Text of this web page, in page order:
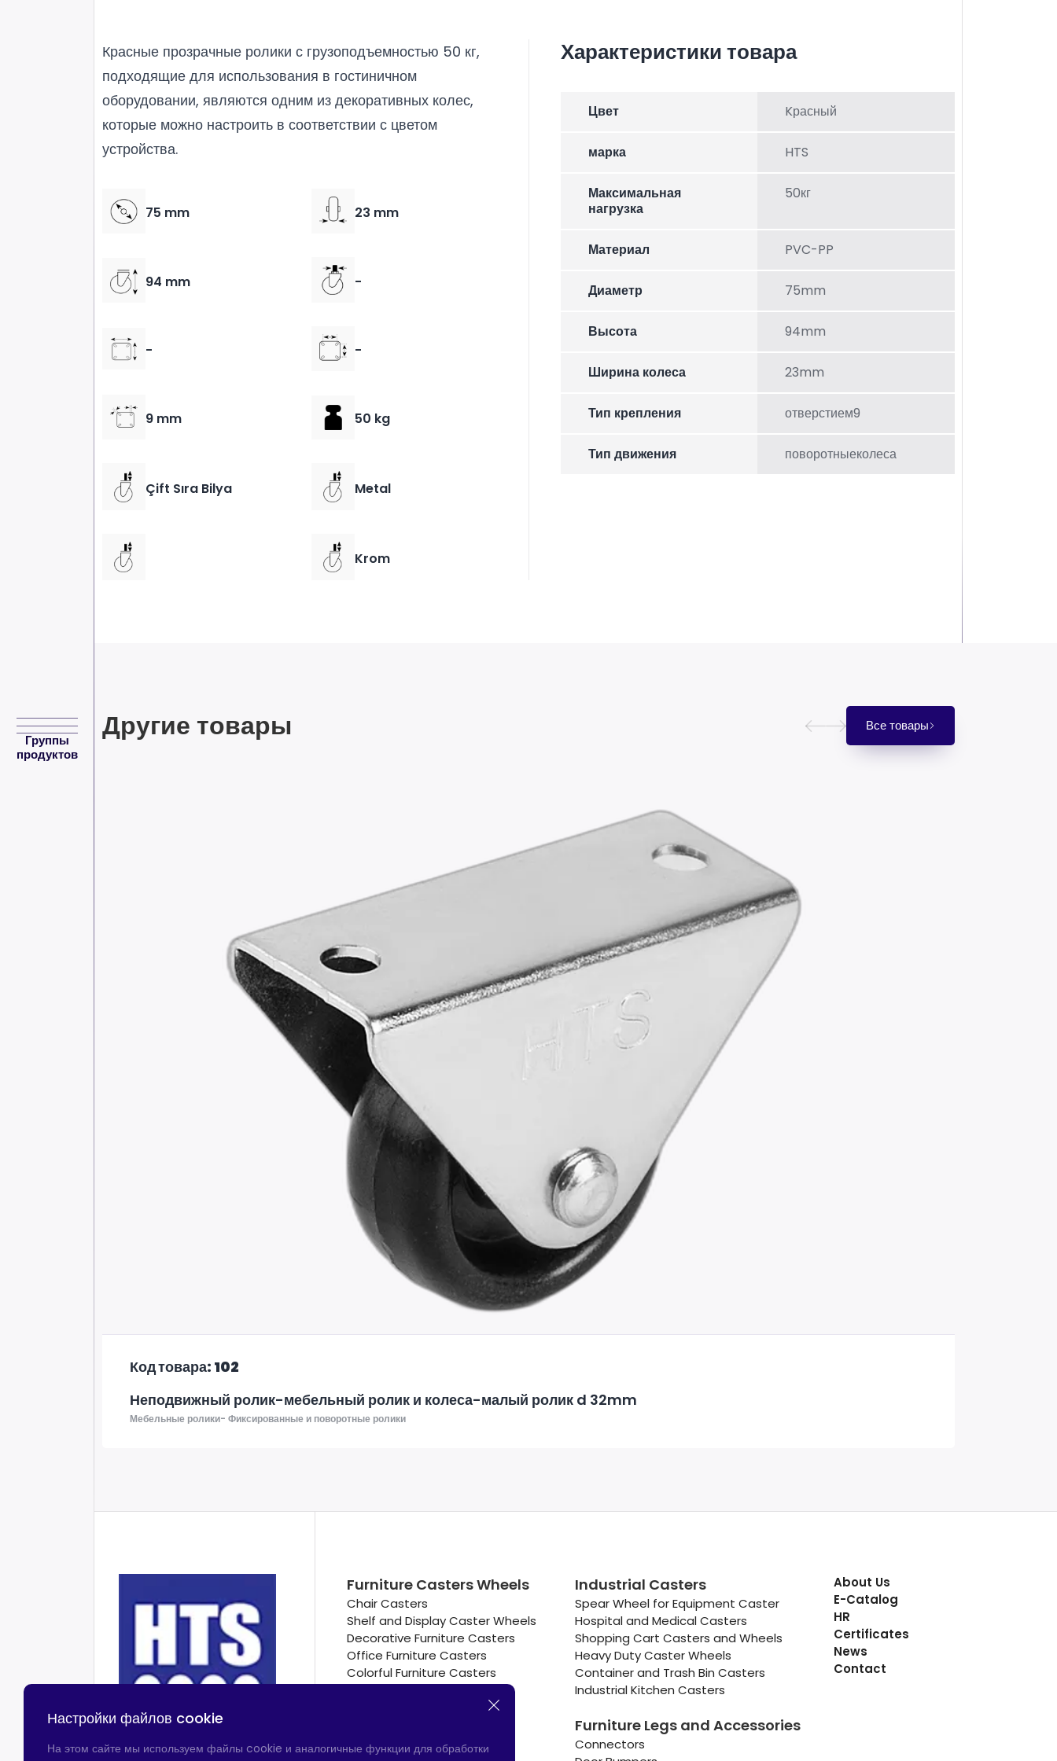
Группы
продуктов
Красные прозрачные ролики с грузоподъемностью 50 кг,
подходящие для использования в гостиничном
оборудовании, являются одним из декоративных колес,
которые можно настроить в соответствии с цветом
устройства.
75 mm 23 mm
94 mm -
- -
9 mm 50 kg
Çift Sıra Bilya Metal
Krom
Характеристики товара
Цвет Kрасный
марка HTS
Максимальная
нагрузка
50кг
Материал PVC-PP
Диаметр 75mm
Высота 94mm
Ширина колеса 23mm
Тип крепления отверстием9
Тип движения поворотныеколеса
Другие товары Все товары
Код товара: 102
Неподвижный ролик-мебельный ролик и колеса-малый ролик d 32mm
Мебельные ролики- Фиксированные и поворотные ролики
Furniture Casters Wheels
Chair Casters
Shelf and Display Caster Wheels
Decorative Furniture Casters
Office Furniture Casters
Colorful Furniture Casters
Cooler and Warmer Caster
Industrial Casters
Spear Wheel for Equipment Caster
Hospital and Medical Casters
Shopping Cart Casters and Wheels
Heavy Duty Caster Wheels
Container and Trash Bin Casters
Industrial Kitchen Casters
Furniture Legs and Accessories
Connectors
About Us
E-Catalog
HR
Certificates
News
Contact
Настройки файлов cookie
На этом сайте мы используем файлы cookie и аналогичные функции для обработки